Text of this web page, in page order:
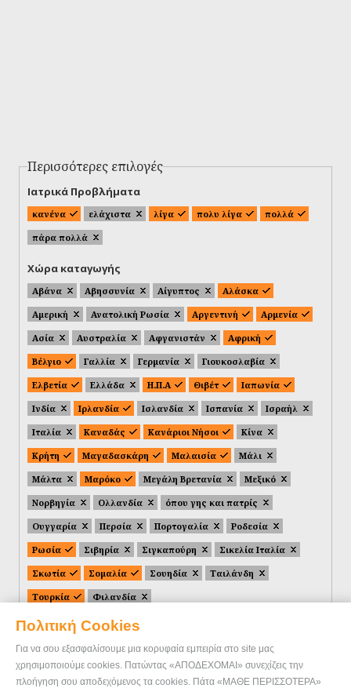
Πολιτική Cookies
Για να σου εξασφαλίσουμε μια κορυφαία εμπειρία στο site μας
χρησιμοποιούμε cookies. Πατώντας «ΑΠΟΔΕΧΟΜΑΙ» συνεχίζεις την
πλοήγηση σου αποδεχόμενος τα cookies. Πάτα «ΜΑΘΕ ΠΕΡΙΣΣΟΤΕΡΑ»
Περισσότερες επιλογές
Ιατρικά Προβλήματα
κανένα ελάχιστα λίγα πολυ λίγα
πολλά
πάρα πολλά
Χώρα καταγωγής
Αβάνα Αβησσυνία Αίγυπτος
Αλάσκα
Αμερική
Ανατολική Ρωσία Αργεντινή
Αρμενία
Ασία
Αυστραλία Αφγανιστάν
Αφρική
Βέλγιο
Γαλλία Γερμανία
Γιουκοσλαβία
Ελβετία
Ελλάδα Η.Π.Α Θιβέτ
Ιαπωνία
Ινδία
Ιρλανδία Ισλανδία Ισπανία
Ισραήλ
Ιταλία
Καναδάς Κανάριοι Νήσοι
Κίνα
Κρήτη
Μαγαδασκάρη Μαλαισία
Μάλι
Μάλτα
Μαρόκο Μεγάλη Βρετανία
Μεξικό
Νορβηγία
Ολλανδία
όπου γης και πατρίς
Ουγγαρία
Περσία Πορτογαλία
Ροδεσία
Ρωσία
Σιβηρία Σιγκαπούρη
Σικελία Ιταλία
Σκωτία
Σομαλία Σουηδία
Ταιλάνδη
Τουρκία
Φιλανδία